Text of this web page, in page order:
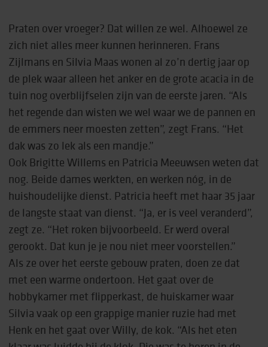
Praten over vroeger? Dat willen ze wel. Alhoewel ze
zich niet alles meer kunnen herinneren. Frans
Zijlmans en Silvia Maas wonen al zo’n dertig jaar op
de plek waar alleen het anker en de grote acacia in de
tuin nog overblijfselen zijn van de eerste jaren. “Als
het regende dan wisten we wel waar we de pannen en
de emmers neer moesten zetten”, zegt Frans. “Het
dak was zo lek als een mandje.”
Ook Brigitte Willems en Patricia Meeuwsen weten dat
nog. Beide dames werkten, en werken nóg, in de
huishoudelijke dienst. Patricia heeft met haar 35 jaar
de langste staat van dienst. “Ja, er is veel veranderd”,
zegt ze. “Het roken bijvoorbeeld. Er werd overal
gerookt. Dat kun je je nou niet meer voorstellen.”
Als ze over het eerste gebouw praten, doen ze dat
met een warme ondertoon. Het gaat over de
hobbykamer met flipperkast, de huiskamer waar
Silvia vaak op een grappige manier ruzie had met
Henk en het gaat over Willy, de kok. “Als het eten